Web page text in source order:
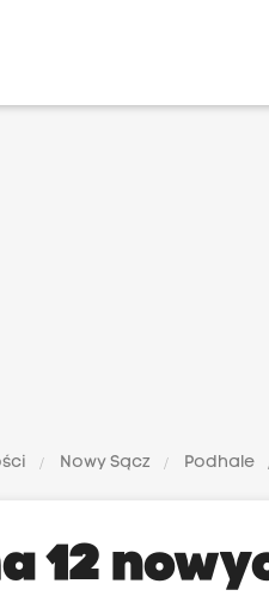
Nowy Sącz Podhale
12